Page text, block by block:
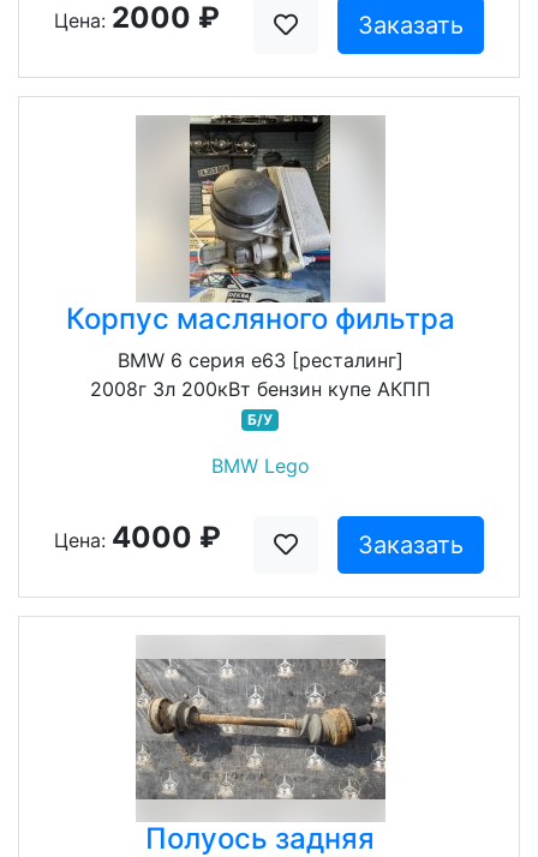
Цена: 2000 ₽ Заказать
Корпус масляного фильтра
BMW 6 серия e63 [ресталинг]
2008г 3л 200кВт бензин купе АКПП
Б/У
BMW Lego
Цена: 4000 ₽ Заказать
Полуось задняя